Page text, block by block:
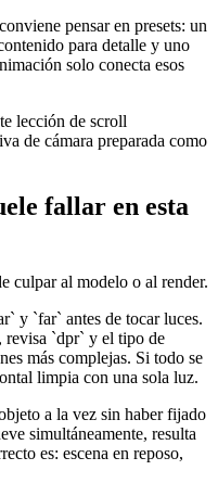
pensar en presets: un
para detalle y uno
solo conecta esos
lección de scroll
de cámara preparada como
fallar en esta
culpar al modelo o al render.
y `far` antes de tocar luces.
revisa `dpr` y el tipo de
más complejas. Si todo se
limpia con una sola luz.
a la vez sin haber fijado
simultáneamente, resulta
es: escena en reposo,